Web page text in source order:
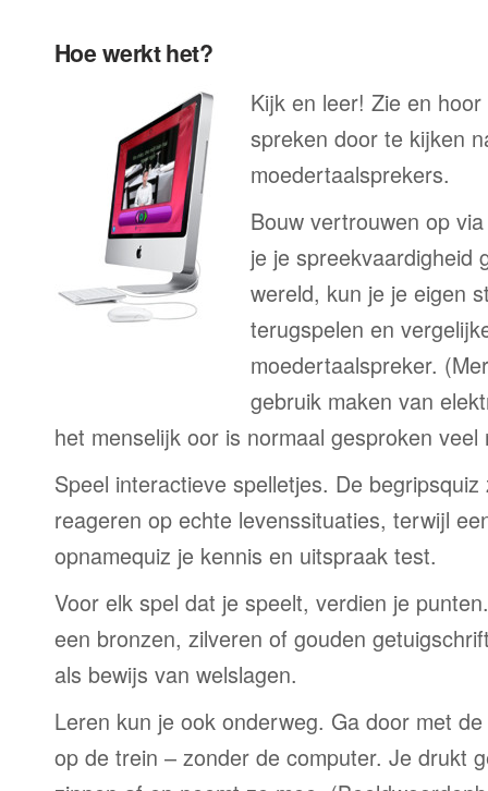
Hoe werkt het?
Kijk en leer! Zie en
spreken door te kijken
moedertaalsprekers.
Bouw vertrouwen op
je je spreekvaardigheid
wereld, kun je je eigen
terugspelen en
moedertaalspreker.
gebruik maken van
het menselijk oor is normaal gesproken veel
Speel interactieve spelletjes. De
reageren op echte levenssituaties, terwijl
opnamequiz je kennis en uitspraak test.
Voor elk spel dat je speelt, verdien je
een bronzen, zilveren of gouden
als bewijs van welslagen.
Leren kun je ook onderweg. Ga door met
op de trein – zonder de computer. Je drukt